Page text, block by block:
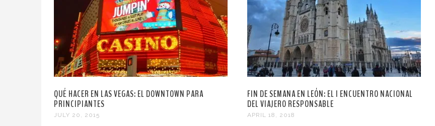
QUÉ HACER EN LAS VEGAS: EL DOWNTOWN PARA
PRINCIPIANTES
JULY 20, 2015
FIN DE SEMANA EN LEÓN: EL I ENCUENTRO NACIONAL
DEL VIAJERO RESPONSABLE
APRIL 18, 2018